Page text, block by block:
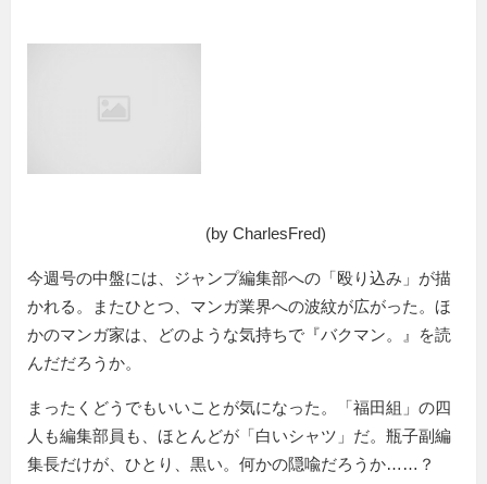
(by CharlesFred)
今週号の中盤には、ジャンプ編集部への「殴り込み」が描
かれる。またひとつ、マンガ業界への波紋が広がった。ほ
かのマンガ家は、どのような気持ちで『バクマン。』を読
んだだろうか。
まったくどうでもいいことが気になった。「福田組」の四
人も編集部員も、ほとんどが「白いシャツ」だ。瓶子副編
集長だけが、ひとり、黒い。何かの隠喩だろうか……？